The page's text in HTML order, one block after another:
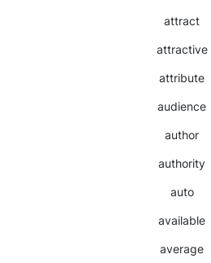
attract
attractive
attribute
audience
author
authority
auto
available
average